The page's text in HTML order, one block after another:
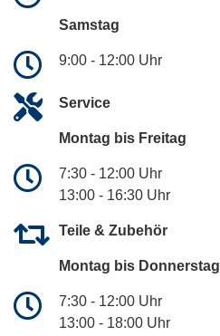
Samstag
9:00 - 12:00 Uhr
Service
Montag bis Freitag
7:30 - 12:00 Uhr
13:00 - 16:30 Uhr
Teile & Zubehör
Montag bis Donnerstag
7:30 - 12:00 Uhr
13:00 - 18:00 Uhr